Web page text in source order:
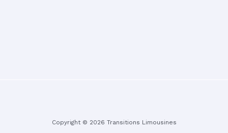
Copyright © 2026 Transitions Limousines